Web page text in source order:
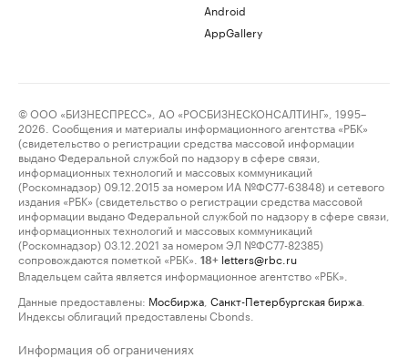
Android
AppGallery
© ООО «БИЗНЕСПРЕСС», АО «РОСБИЗНЕСКОНСАЛТИНГ», 1995–
2026. Сообщения и материалы информационного агентства «РБК»
(свидетельство о регистрации средства массовой информации
выдано Федеральной службой по надзору в сфере связи,
информационных технологий и массовых коммуникаций
(Роскомнадзор) 09.12.2015 за номером ИА №ФС77-63848) и сетевого
издания «РБК» (свидетельство о регистрации средства массовой
информации выдано Федеральной службой по надзору в сфере связи,
информационных технологий и массовых коммуникаций
(Роскомнадзор) 03.12.2021 за номером ЭЛ №ФС77-82385)
сопровождаются пометкой «РБК».
18+ letters@rbc.ru
Владельцем сайта является информационное агентство «РБК».
Данные предоставлены: Мосбиржа Санкт-Петербургская биржа
Индексы облигаций предоставлены Cbonds.
Информация об ограничениях